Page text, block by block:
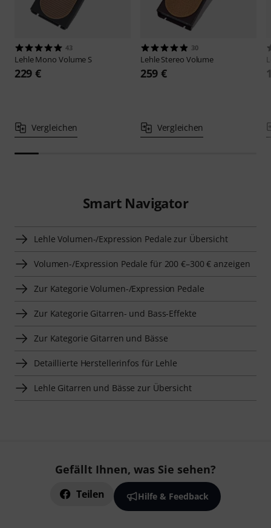
43
LehleMono Volume S
229 €
Vergleichen
30
LehleStereo Volume
259 €
Vergleichen
Smart Navigator
Lehle Volumen-/Expression Pedale zur Übersicht
Volumen-/Expression Pedale für 200 €–300 € anzeigen
Zur Kategorie Volumen-/Expression Pedale
Zur Kategorie Gitarren- und Bass-Effekte
Zur Kategorie Gitarren und Bässe
Detaillierte Herstellerinfos für Lehle
Lehle Gitarren und Bässe zur Übersicht
Gefällt Ihnen, was Sie sehen?
Teilen Hilfe & Feedback